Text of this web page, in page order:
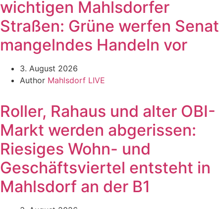
wichtigen Mahlsdorfer
Straßen: Grüne werfen Senat
mangelndes Handeln vor
3. August 2026
Author Mahlsdorf LIVE
Roller, Rahaus und alter OBI-
Markt werden abgerissen:
Riesiges Wohn- und
Geschäftsviertel entsteht in
Mahlsdorf an der B1